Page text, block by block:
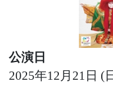
公演日
2025年12月21日 (